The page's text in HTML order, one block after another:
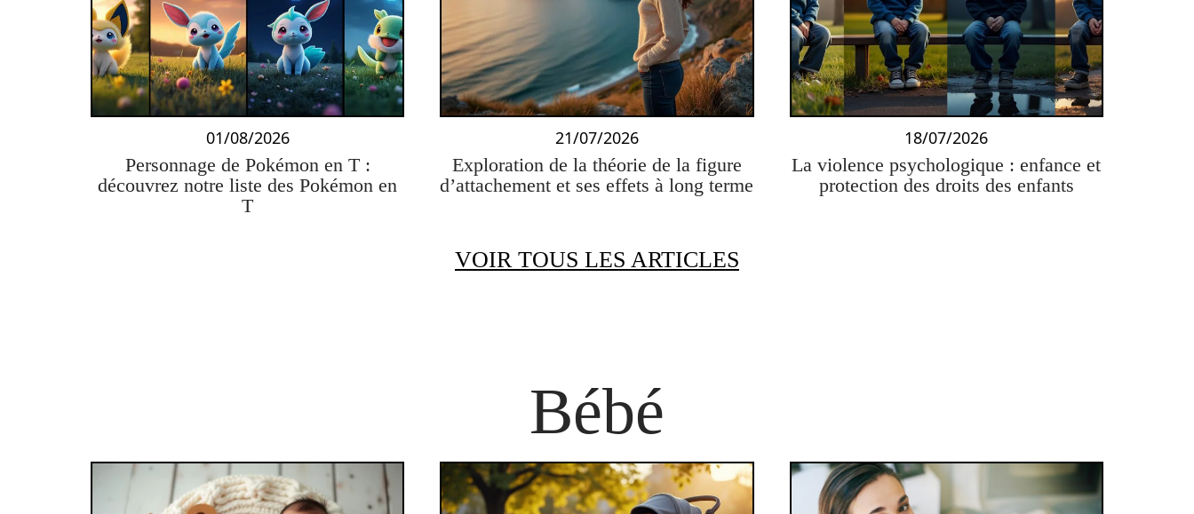
01/08/2026
Personnage de Pokémon en T :
découvrez notre liste des Pokémon en
T
21/07/2026
Exploration de la théorie de la figure
d’attachement et ses effets à long terme
18/07/2026
La violence psychologique : enfance et
protection des droits des enfants
VOIR TOUS LES ARTICLES
Bébé